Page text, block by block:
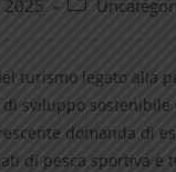
2025
turismo legato alla
sviluppo
domanda di
di pesca sportiva e